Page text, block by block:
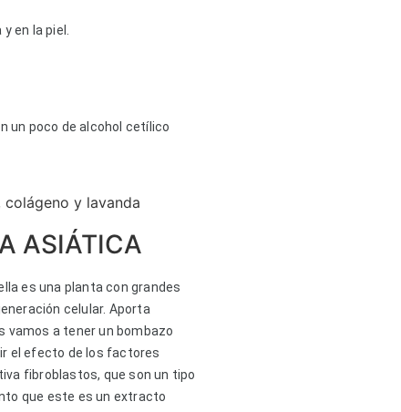
en la piel.
un poco de alcohol cetílico
ASIÁTICA
es una planta con grandes
celular. Aporta
a tener un bombazo
el efecto de los factores
fibroblastos, que son un tipo
que este es un extracto